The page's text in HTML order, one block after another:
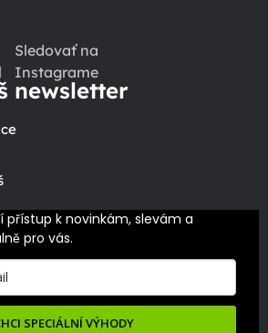
Sledovať na
Instagrame
newsletter
přístup k novinkám, slevám a
pro vás.
SPECIÁLNÍ VÝHODY